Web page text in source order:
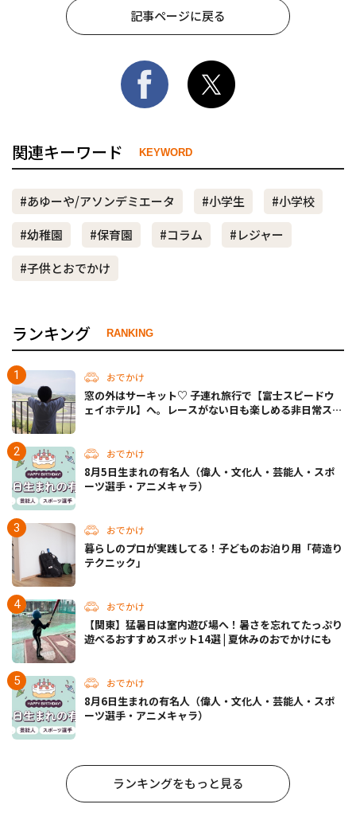
記事ページに戻る
関連キーワード KEYWORD
#あゆーや/アソンデミエータ #小学生
#小学校
#幼稚園
#保育園 #コラム
#レジャー
#子供とおでかけ
ランキング RANKING
おでかけ
窓の外はサーキット♡ 子連れ旅行で【富士スピードウ
ェイホテル】へ。レースがない日も楽しめる非日常ステ
おでかけ
8月5日生まれの有名人（偉人・文化人・芸能人・スポ
ーツ選手・アニメキャラ）
おでかけ
暮らしのプロが実践してる！子どものお泊り用「荷造り
テクニック」
おでかけ
【関東】猛暑日は室内遊び場へ！暑さを忘れてたっぷり
遊べるおすすめスポット14選 | 夏休みのおでかけにも
おでかけ
8月6日生まれの有名人（偉人・文化人・芸能人・スポ
ーツ選手・アニメキャラ）
ランキングをもっと見る